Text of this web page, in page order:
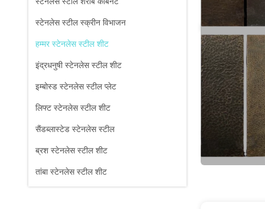
स्टेनलेस स्टील स्क्रीन विभाजन
हम्मर स्टेनलेस स्टील शीट
इंद्रधनुषी स्टेनलेस स्टील शीट
इम्बोस्ड स्टेनलेस स्टील प्लेट
लिफ्ट स्टेनलेस स्टील शीट
सैंडब्लास्टेड स्टेनलेस स्टील
ब्रश स्टेनलेस स्टील शीट
तांबा स्टेनलेस स्टील शीट